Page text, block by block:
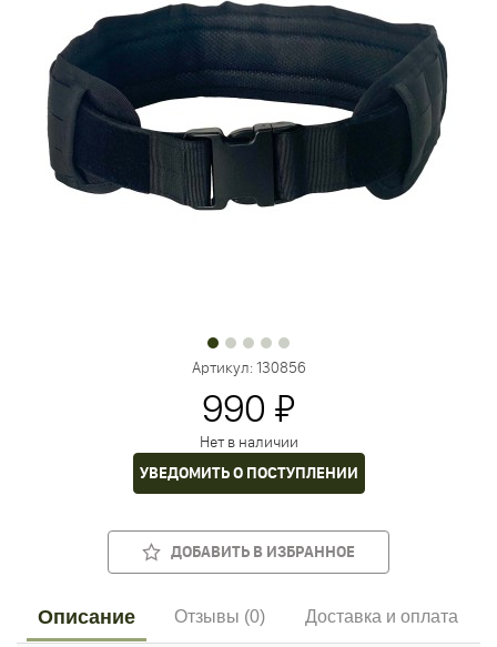
Артикул:130856
990 ₽
Нет в наличии
УВЕДОМИТЬ О ПОСТУПЛЕНИИ
ДОБАВИТЬ В ИЗБРАННОЕ
Описание Отзывы (0) Доставка и оплата